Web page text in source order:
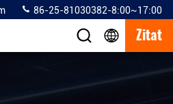
86-25-81030382-8:00~17:00
Zitat